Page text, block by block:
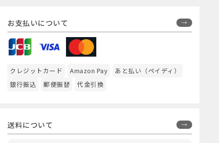
お支払いについて
クレジットカード Amazon Pay
あと払い（ペイディ）
銀行振込
郵便振替 代金引換
送料について